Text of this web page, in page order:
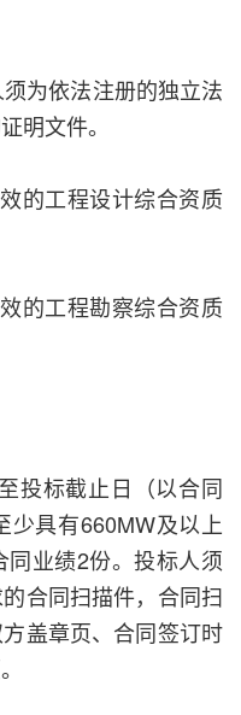
须为依法注册的独立法
明文件。
的工程设计综合资质
的工程勘察综合资质
投标截止日（以合同
具有660MW及以上
业绩2份。投标人须
合同扫描件，合同扫
盖章页、合同签订时